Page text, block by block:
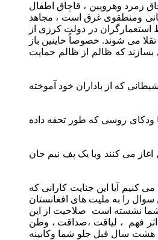
زمرد وهرویین ، قاچاق اطفال
ومنطقوی غرق است ، مجاهد
استعمارگران در دولت کرزی از
می شوند. خصوصاً خاینین باز
بسازند که ظالم از ظالم حمایت
که از باداران خود آموخته
ودکای روسی که طور تحفه داده
می کنند وبا یک پف نیم جان
آیا این جنایت کارانی که
را به ملیت های افغانستان
شما نشسته است صلاحیت از این
اثر فهم ، لیاقت ،صداقت ، وطن
هشت سال قبل جلو شما وکابینه